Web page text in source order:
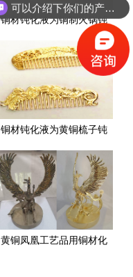
铜材钝化液为铜制火锅钝
铜材钝化液为黄铜梳子钝
黄铜凤凰工艺品用铜材化
可以介绍下你们的产品么？